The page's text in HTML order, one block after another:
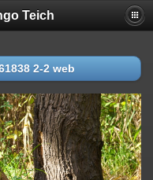
Teich
2-2 web